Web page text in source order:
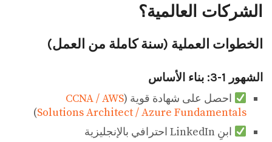
الشركات العالمية؟
الخطوات العملية (سنة كاملة من العمل)
الشهور 1-3: بناء الأساس
احصل على شهادة قوية (CCNA / AWS
Solutions Architect / Azure Fundamentals
)
ابنِ LinkedIn احترافي بالإنجليزية